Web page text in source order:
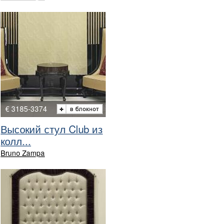
€ 3185-3374
Высокий стул Club из
колл...
Bruno Zampa